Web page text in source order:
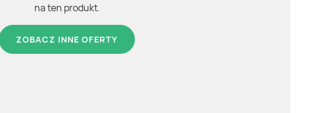
na ten produkt.
ZOBACZ INNE OFERTY